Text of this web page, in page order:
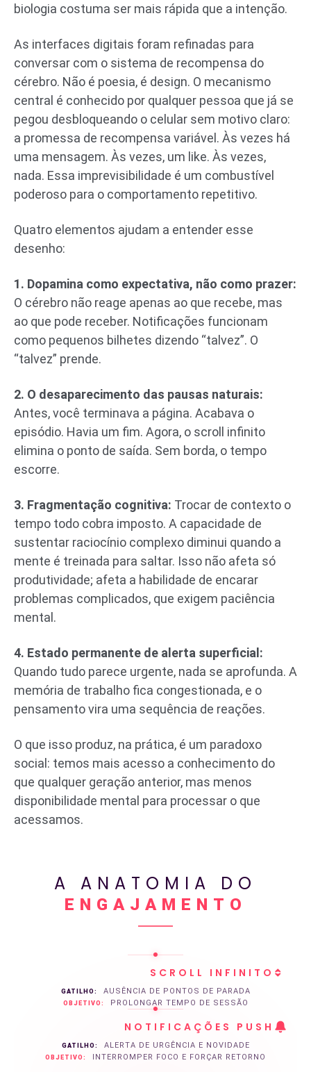
biologia costuma ser mais rápida que a intenção.
As interfaces digitais foram refinadas para
conversar com o sistema de recompensa do
cérebro. Não é poesia, é design. O mecanismo
central é conhecido por qualquer pessoa que já se
pegou desbloqueando o celular sem motivo claro:
a promessa de recompensa variável. Às vezes há
uma mensagem. Às vezes, um like. Às vezes,
nada. Essa imprevisibilidade é um combustível
poderoso para o comportamento repetitivo.
Quatro elementos ajudam a entender esse
desenho:
1. Dopamina como expectativa, não como prazer:
O cérebro não reage apenas ao que recebe, mas
ao que pode receber. Notificações funcionam
como pequenos bilhetes dizendo “talvez”. O
“talvez” prende.
2. O desaparecimento das pausas naturais:
Antes, você terminava a página. Acabava o
episódio. Havia um fim. Agora, o scroll infinito
elimina o ponto de saída. Sem borda, o tempo
escorre.
3. Fragmentação cognitiva: Trocar de contexto o
tempo todo cobra imposto. A capacidade de
sustentar raciocínio complexo diminui quando a
mente é treinada para saltar. Isso não afeta só
produtividade; afeta a habilidade de encarar
problemas complicados, que exigem paciência
mental.
4. Estado permanente de alerta superficial:
Quando tudo parece urgente, nada se aprofunda. A
memória de trabalho fica congestionada, e o
pensamento vira uma sequência de reações.
O que isso produz, na prática, é um paradoxo
social: temos mais acesso a conhecimento do
que qualquer geração anterior, mas menos
disponibilidade mental para processar o que
acessamos.
A ANATOMIA DO
ENGAJAMENTO
SCROLL INFINITO
SCROLL INFINITO
SCROLL INFINITO
GATILHO: AUSÊNCIA DE PONTOS DE PARADA
OBJETIVO: PROLONGAR TEMPO DE SESSÃO
NOTIFICAÇÕES PUSH
GATILHO: ALERTA DE URGÊNCIA E NOVIDADE
OBJETIVO: INTERROMPER FOCO E FORÇAR RETORNO